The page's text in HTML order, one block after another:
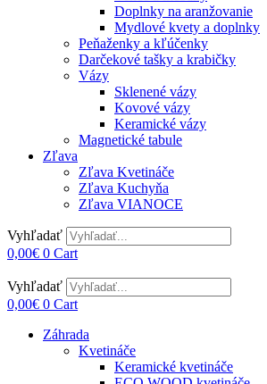
Doplnky na aranžovanie
Mydlové kvety a doplnky
Peňaženky a kľúčenky
Darčekové tašky a krabičky
Vázy
Sklenené vázy
Kovové vázy
Keramické vázy
Magnetické tabule
Zľava
Zľava Kvetináče
Zľava Kuchyňa
Zľava VIANOCE
Vyhľadať
0,00€ 0 Cart
Vyhľadať
0,00€ 0 Cart
Záhrada
Kvetináče
Keramické kvetináče